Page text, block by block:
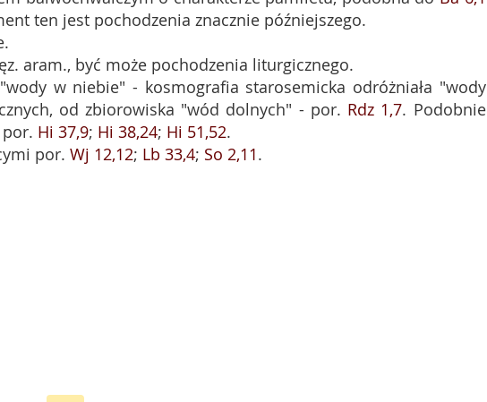
ten jest pochodzenia znacznie późniejszego.
aram., być może pochodzenia liturgicznego.
w niebie" - kosmografia starosemicka odróżniała "wody
od zbiorowiska "wód dolnych" - por. Rdz 1,7. Podobnie
Hi 37,9; Hi 38,24; Hi 51,52.
por. Wj 12,12; Lb 33,4; So 2,11.